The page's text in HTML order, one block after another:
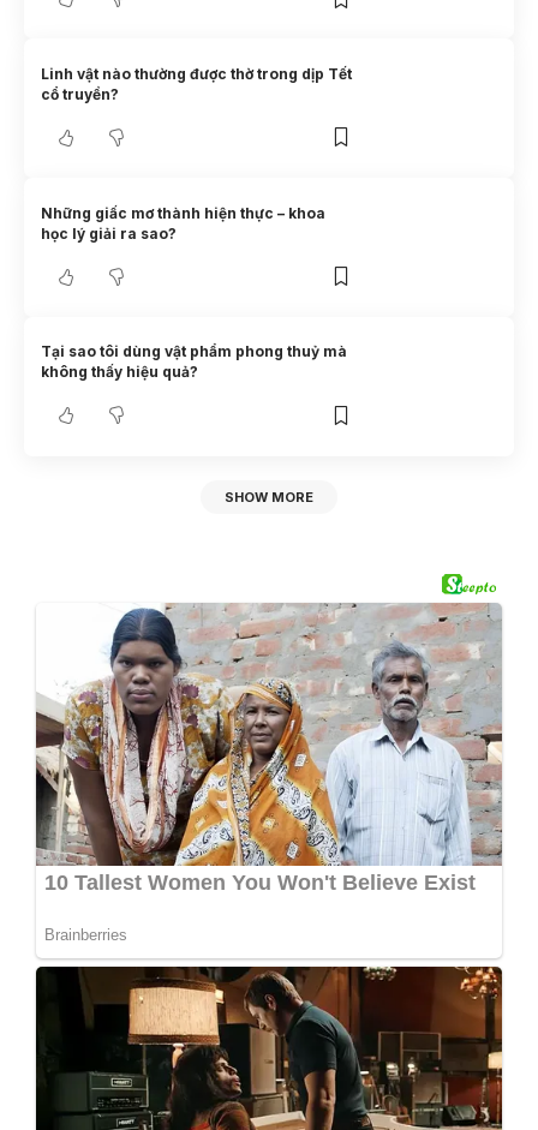
Linh vật nào thường được thờ trong dịp Tết
cổ truyền?
Những giấc mơ thành hiện thực – khoa
học lý giải ra sao?
Tại sao tôi dùng vật phẩm phong thuỷ mà
không thấy hiệu quả?
SHOW MORE